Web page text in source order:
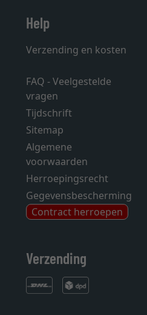
Help
Verzending en kosten
FAQ - Veelgestelde
vragen
Tijdschrift
Sitemap
Algemene
voorwaarden
Herroepingsrecht
Gegevensbescherming
Contract herroepen
Verzending